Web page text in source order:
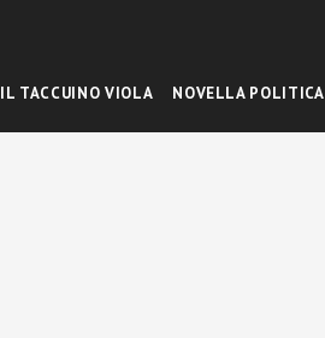
IL TACCUINO VIOLA NOVELLA POLITICA